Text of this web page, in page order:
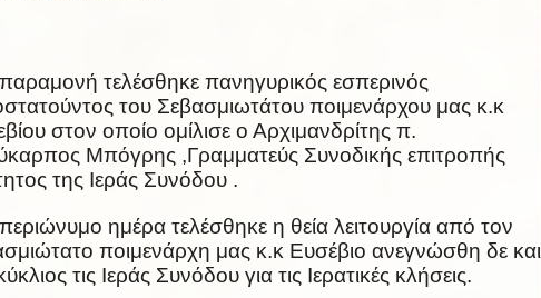
τελέσθηκε πανηγυρικός εσπερινός
του Σεβασμιωτάτου ποιμενάρχου μας κ.κ
στον οποίο ομίλισε ο Αρχιμανδρίτης π.
Μπόγρης ,Γραμματεύς Συνοδικής επιτροπής
της Ιεράς Συνόδου .
ημέρα τελέσθηκε η θεία λειτουργία από τον
ποιμενάρχη μας κ.κ Ευσέβιο ανεγνώσθη δε και
τις Ιεράς Συνόδου για τις Ιερατικές κλήσεις.